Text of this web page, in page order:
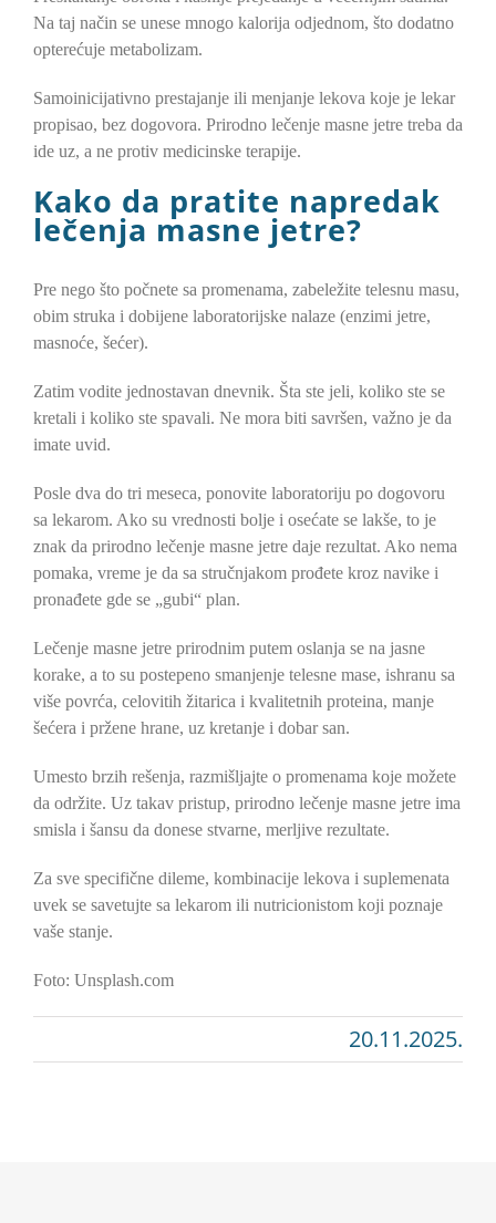
Na taj način se unese mnogo kalorija odjednom, što dodatno
opterećuje metabolizam.
Samoinicijativno prestajanje ili menjanje lekova koje je lekar
propisao, bez dogovora. Prirodno lečenje masne jetre treba da
ide uz, a ne protiv medicinske terapije.
Kako da pratite napredak
lečenja masne jetre?
Pre nego što počnete sa promenama, zabeležite telesnu masu,
obim struka i dobijene laboratorijske nalaze (enzimi jetre,
masnoće, šećer).
Zatim vodite jednostavan dnevnik. Šta ste jeli, koliko ste se
kretali i koliko ste spavali. Ne mora biti savršen, važno je da
imate uvid.
Posle dva do tri meseca, ponovite laboratoriju po dogovoru
sa lekarom. Ako su vrednosti bolje i osećate se lakše, to je
znak da prirodno lečenje masne jetre daje rezultat. Ako nema
pomaka, vreme je da sa stručnjakom prođete kroz navike i
pronađete gde se „gubi“ plan.
Lečenje masne jetre prirodnim putem oslanja se na jasne
korake, a to su postepeno smanjenje telesne mase, ishranu sa
više povrća, celovitih žitarica i kvalitetnih proteina, manje
šećera i pržene hrane, uz kretanje i dobar san.
Umesto brzih rešenja, razmišljajte o promenama koje možete
da održite. Uz takav pristup, prirodno lečenje masne jetre ima
smisla i šansu da donese stvarne, merljive rezultate.
Za sve specifične dileme, kombinacije lekova i suplemenata
uvek se savetujte sa lekarom ili nutricionistom koji poznaje
vaše stanje.
Foto: Unsplash.com
20.11.2025.